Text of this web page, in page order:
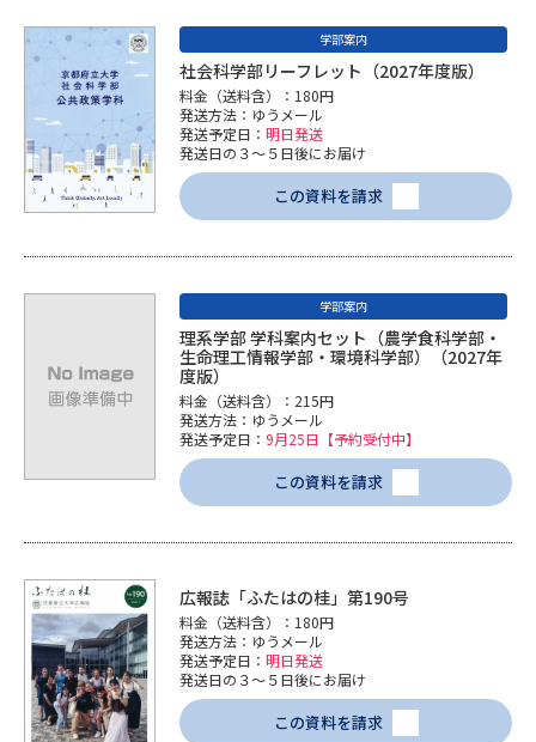
学部案内
社会科学部リーフレット（2027年度版）
料金（送料含）：180円
発送方法：ゆうメール
発送予定日： 明日発送
発送日の３～５日後にお届け
この資料を請求
学部案内
理系学部 学科案内セット（農学食科学部・
生命理工情報学部・環境科学部）（2027年
度版）
料金（送料含）：215円
発送方法：ゆうメール
発送予定日： 9月25日【予約受付中】
この資料を請求
広報誌「ふたはの桂」第190号
料金（送料含）：180円
発送方法：ゆうメール
発送予定日： 明日発送
発送日の３～５日後にお届け
この資料を請求